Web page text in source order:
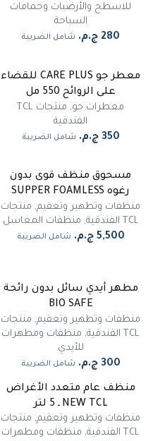
للاسطح والأرضيات وحمامات
السباحة
شامل الضريبة
معطر جو CARE PLUS للقضاء
على الروائح 550 مل
معطرات جو,
منتجات TCL
الفندقية
شامل الضريبة
مسحوق منظف قوى بدون
رغوه SUPPER FOAMLESS
منظفات وتطهير وتعقيم, منتجات
TCL الفندقية
, منظفات المغاسل
شامل الضريبة
غير متوفر
مطهر أيدي سائل بدون رائحة
BIO SAFE
منظفات وتطهير وتعقيم, منتجات
TCL الفندقية
, منظفات ومطهرات
للأيدي
شامل الضريبة
منظف عام متعدد الأغراض
NEW TCL ـ 5 لتر
منظفات وتطهير وتعقيم, منتجات
TCL الفندقية
, منظفات ومطهرات